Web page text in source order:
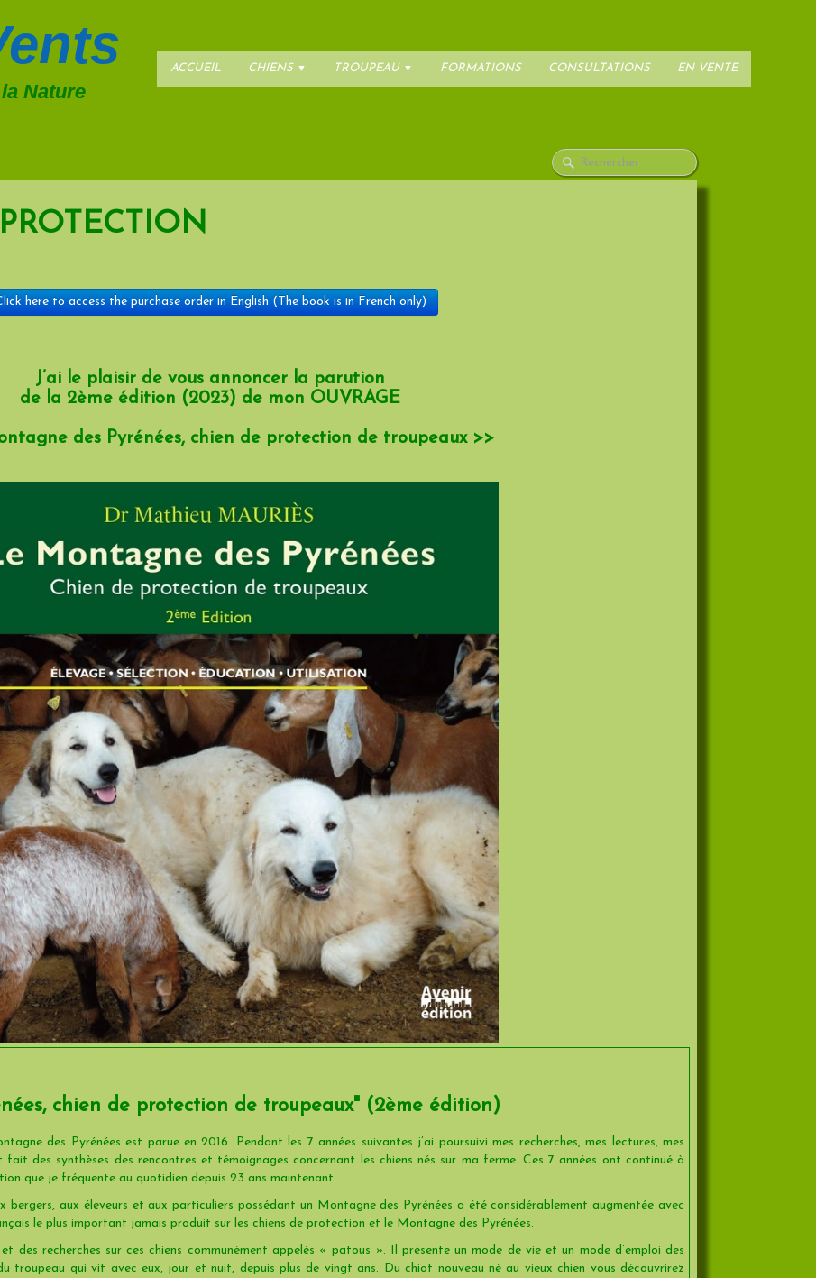
Nature
ACCUEIL CHIENS ▼ TROUPEAU ▼ FORMATIONS CONSULTATIONS EN VENTE
here to access the purchase order in English (The book is in French only)
J’ai le plaisir de vous annoncer la parution
de la 2ème édition (2023) de mon OUVRAGE
des Pyrénées, chien de protection de troupeaux >>
chien de protection de troupeaux" (2ème édition)
des Pyrénées est parue en 2016. Pendant les 7 années suivantes j’ai poursuivi mes recherches, mes lectures, mes
des synthèses des rencontres et témoignages concernant les chiens nés sur ma ferme. Ces 7 années ont continué à
que je fréquente au quotidien depuis 23 ans maintenant.
bergers, aux éleveurs et aux particuliers possédant un Montagne des Pyrénées a été considérablement augmentée avec
le plus important jamais produit sur les chiens de protection et le Montagne des Pyrénées.
et des recherches sur ces chiens communément appelés « patous ». Il présente un mode de vie et un mode d’emploi des
troupeau qui vit avec eux, jour et nuit, depuis plus de vingt ans. Du chiot nouveau né au vieux chien vous découvrirez